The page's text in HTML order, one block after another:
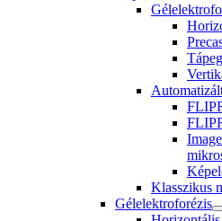
Klasszikus
Gélelektroforézis